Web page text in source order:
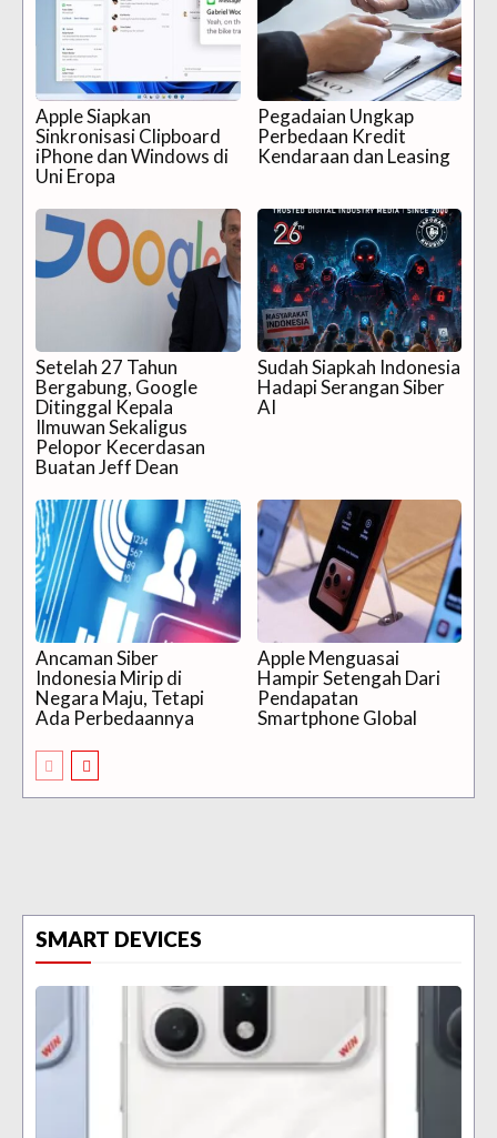
Apple Siapkan
Sinkronisasi Clipboard
iPhone dan Windows di
Uni Eropa
Pegadaian Ungkap
Perbedaan Kredit
Kendaraan dan Leasing
Setelah 27 Tahun
Bergabung, Google
Ditinggal Kepala
Ilmuwan Sekaligus
Pelopor Kecerdasan
Buatan Jeff Dean
Sudah Siapkah Indonesia
Hadapi Serangan Siber
AI
Ancaman Siber
Indonesia Mirip di
Negara Maju, Tetapi
Ada Perbedaannya
Apple Menguasai
Hampir Setengah Dari
Pendapatan
Smartphone Global
SMART DEVICES